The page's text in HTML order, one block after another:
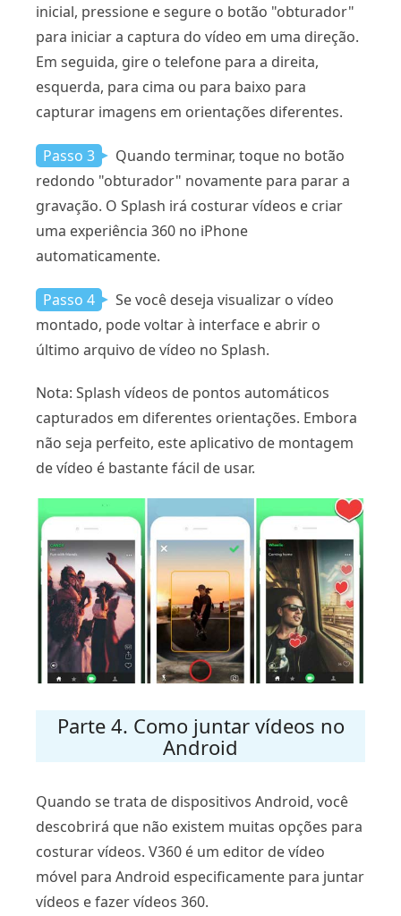
inicial, pressione e segure o botão "obturador"
para iniciar a captura do vídeo em uma direção.
Em seguida, gire o telefone para a direita,
esquerda, para cima ou para baixo para
capturar imagens em orientações diferentes.
Passo 3
Quando terminar, toque no botão
redondo "obturador" novamente para parar a
gravação. O Splash irá costurar vídeos e criar
uma experiência 360 no iPhone
automaticamente.
Passo 4
Se você deseja visualizar o vídeo
montado, pode voltar à interface e abrir o
último arquivo de vídeo no Splash.
Nota: Splash vídeos de pontos automáticos
capturados em diferentes orientações. Embora
não seja perfeito, este aplicativo de montagem
de vídeo é bastante fácil de usar.
Parte 4. Como juntar vídeos no
Android
Quando se trata de dispositivos Android, você
descobrirá que não existem muitas opções para
costurar vídeos. V360 é um editor de vídeo
móvel para Android especificamente para juntar
vídeos e fazer vídeos 360.